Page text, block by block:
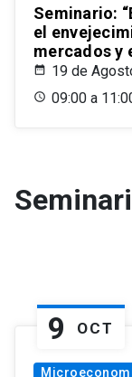
Seminario:
el
mercados y
19 de
09:00 a
9 OCT